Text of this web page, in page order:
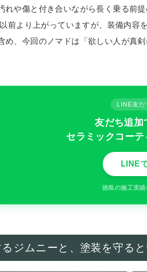
れや傷と付き合いながら長く乗る前
前より上がっていますが、装備内容
め、今回のノマドは「欲しい人が真
LINE友だ
友だち追加
セラミックコー
LINE
徳島の施工実
ジムニーと、塗装を守る